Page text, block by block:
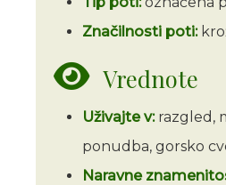
Značilnosti poti:
Vrednote
Uživajte v:razgled,
ponudba, gorsko
Naravne